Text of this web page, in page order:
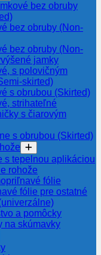
bez obruby
bez obruby (Non-
bez obruby (Non-
jamky
s polovičným
skirted)
s obrubou (Skirted)
strihateľné
s čiarovým
s obrubou (Skirted)
s tepelnou aplikáciou
rohože
fólie
fólie pre ostatné
a pomôcky
na skúmavky